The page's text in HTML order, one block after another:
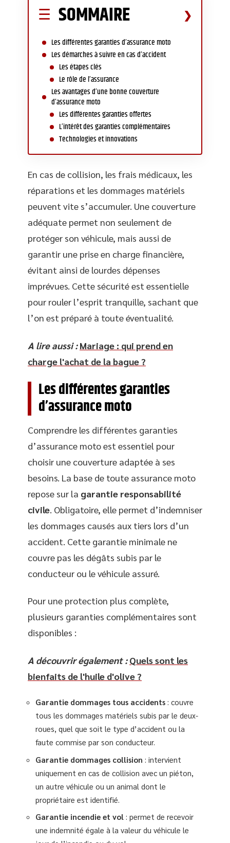
SOMMAIRE
Les différentes garanties d’assurance moto
Les démarches à suivre en cas d’accident
Les étapes clés
Le rôle de l’assurance
Les avantages d’une bonne couverture
d’assurance moto
Les différentes garanties offertes
L’intérêt des garanties complémentaires
Technologies et innovations
En cas de collision, les frais médicaux, les
réparations et les dommages matériels
peuvent vite s’accumuler. Une couverture
adéquate permet non seulement de
protéger son véhicule, mais aussi de
garantir une prise en charge financière,
évitant ainsi de lourdes dépenses
imprévues. Cette sécurité est essentielle
pour rouler l’esprit tranquille, sachant que
l’on est préparé à toute éventualité.
A lire aussi : Mariage : qui prend en
charge l'achat de la bague ?
Les différentes garanties
d’assurance moto
Comprendre les différentes garanties
d’assurance moto est essentiel pour
choisir une couverture adaptée à ses
besoins. La base de toute assurance moto
repose sur la garantie responsabilité
civile . Obligatoire, elle permet d’indemniser
les dommages causés aux tiers lors d’un
accident. Cette garantie minimale ne
couvre pas les dégâts subis par le
conducteur ou le véhicule assuré.
Pour une protection plus complète,
plusieurs garanties complémentaires sont
disponibles :
A découvrir également : Quels sont les
bienfaits de l'huile d'olive ?
Garantie dommages tous accidents : couvre
tous les dommages matériels subis par le deux-
roues, quel que soit le type d’accident ou la
faute commise par son conducteur.
Garantie dommages collision : intervient
uniquement en cas de collision avec un piéton,
un autre véhicule ou un animal dont le
propriétaire est identifié.
Garantie incendie et vol : permet de recevoir
une indemnité égale à la valeur du véhicule le